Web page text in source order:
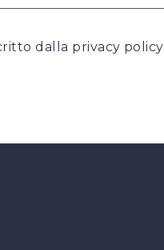
dalla privacy policy